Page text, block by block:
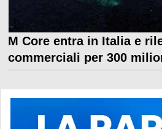
M Core entra in Italia e
commerciali per 300